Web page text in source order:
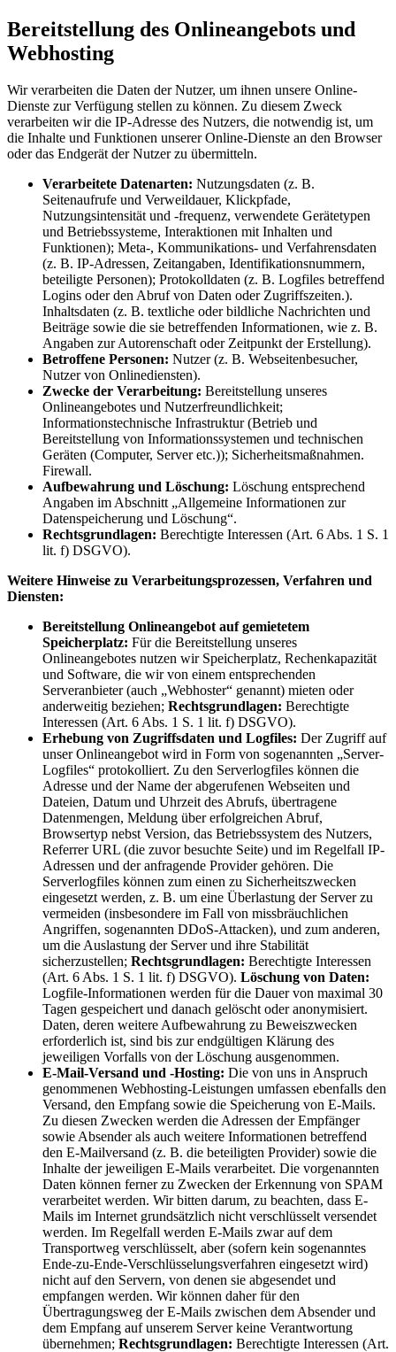
Bereitstellung des Onlineangebots und
Webhosting
Wir verarbeiten die Daten der Nutzer, um ihnen unsere Online-
Dienste zur Verfügung stellen zu können. Zu diesem Zweck
verarbeiten wir die IP-Adresse des Nutzers, die notwendig ist, um
die Inhalte und Funktionen unserer Online-Dienste an den Browser
oder das Endgerät der Nutzer zu übermitteln.
Verarbeitete Datenarten: Nutzungsdaten (z. B.
Seitenaufrufe und Verweildauer, Klickpfade,
Nutzungsintensität und -frequenz, verwendete Gerätetypen
und Betriebssysteme, Interaktionen mit Inhalten und
Funktionen); Meta-, Kommunikations- und Verfahrensdaten
(z. B. IP-Adressen, Zeitangaben, Identifikationsnummern,
beteiligte Personen); Protokolldaten (z. B. Logfiles betreffend
Logins oder den Abruf von Daten oder Zugriffszeiten.).
Inhaltsdaten (z. B. textliche oder bildliche Nachrichten und
Beiträge sowie die sie betreffenden Informationen, wie z. B.
Angaben zur Autorenschaft oder Zeitpunkt der Erstellung).
Betroffene Personen: Nutzer (z. B. Webseitenbesucher,
Nutzer von Onlinediensten).
Zwecke der Verarbeitung: Bereitstellung unseres
Onlineangebotes und Nutzerfreundlichkeit;
Informationstechnische Infrastruktur (Betrieb und
Bereitstellung von Informationssystemen und technischen
Geräten (Computer, Server etc.)); Sicherheitsmaßnahmen.
Firewall.
Aufbewahrung und Löschung: Löschung entsprechend
Angaben im Abschnitt „Allgemeine Informationen zur
Datenspeicherung und Löschung“.
Rechtsgrundlagen: Berechtigte Interessen (Art. 6 Abs. 1 S. 1
lit. f) DSGVO).
Weitere Hinweise zu Verarbeitungsprozessen, Verfahren und
Diensten:
Bereitstellung Onlineangebot auf gemietetem
Speicherplatz: Für die Bereitstellung unseres
Onlineangebotes nutzen wir Speicherplatz, Rechenkapazität
und Software, die wir von einem entsprechenden
Serveranbieter (auch „Webhoster“ genannt) mieten oder
anderweitig beziehen; Rechtsgrundlagen: Berechtigte
Interessen (Art. 6 Abs. 1 S. 1 lit. f) DSGVO).
Erhebung von Zugriffsdaten und Logfiles: Der Zugriff auf
unser Onlineangebot wird in Form von sogenannten „Server-
Logfiles“ protokolliert. Zu den Serverlogfiles können die
Adresse und der Name der abgerufenen Webseiten und
Dateien, Datum und Uhrzeit des Abrufs, übertragene
Datenmengen, Meldung über erfolgreichen Abruf,
Browsertyp nebst Version, das Betriebssystem des Nutzers,
Referrer URL (die zuvor besuchte Seite) und im Regelfall IP-
Adressen und der anfragende Provider gehören. Die
Serverlogfiles können zum einen zu Sicherheitszwecken
eingesetzt werden, z. B. um eine Überlastung der Server zu
vermeiden (insbesondere im Fall von missbräuchlichen
Angriffen, sogenannten DDoS-Attacken), und zum anderen,
um die Auslastung der Server und ihre Stabilität
sicherzustellen; Rechtsgrundlagen: Berechtigte Interessen
(Art. 6 Abs. 1 S. 1 lit. f) DSGVO). Löschung von Daten:
Logfile-Informationen werden für die Dauer von maximal 30
Tagen gespeichert und danach gelöscht oder anonymisiert.
Daten, deren weitere Aufbewahrung zu Beweiszwecken
erforderlich ist, sind bis zur endgültigen Klärung des
jeweiligen Vorfalls von der Löschung ausgenommen.
E-Mail-Versand und -Hosting: Die von uns in Anspruch
genommenen Webhosting-Leistungen umfassen ebenfalls den
Versand, den Empfang sowie die Speicherung von E-Mails.
Zu diesen Zwecken werden die Adressen der Empfänger
sowie Absender als auch weitere Informationen betreffend
den E-Mailversand (z. B. die beteiligten Provider) sowie die
Inhalte der jeweiligen E-Mails verarbeitet. Die vorgenannten
Daten können ferner zu Zwecken der Erkennung von SPAM
verarbeitet werden. Wir bitten darum, zu beachten, dass E-
Mails im Internet grundsätzlich nicht verschlüsselt versendet
werden. Im Regelfall werden E-Mails zwar auf dem
Transportweg verschlüsselt, aber (sofern kein sogenanntes
Ende-zu-Ende-Verschlüsselungsverfahren eingesetzt wird)
nicht auf den Servern, von denen sie abgesendet und
empfangen werden. Wir können daher für den
Übertragungsweg der E-Mails zwischen dem Absender und
dem Empfang auf unserem Server keine Verantwortung
übernehmen; Rechtsgrundlagen: Berechtigte Interessen (Art.